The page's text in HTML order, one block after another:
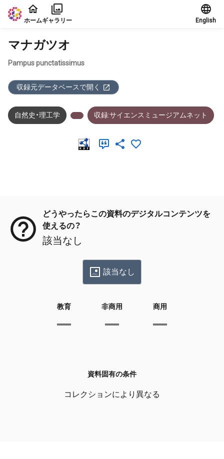
本文に飛ぶ
ホームギャラリー English
マナガツオ
Pampus punctatissimus
収録元データベースで開く
自然史・理工学 収録:サイエンスミュージアムネット
どうやったらこの資料のデジタルコンテンツを
使えるの？
該当なし
該当なし
教育 非商用 商用
資料固有の条件
コレクションにより異なる